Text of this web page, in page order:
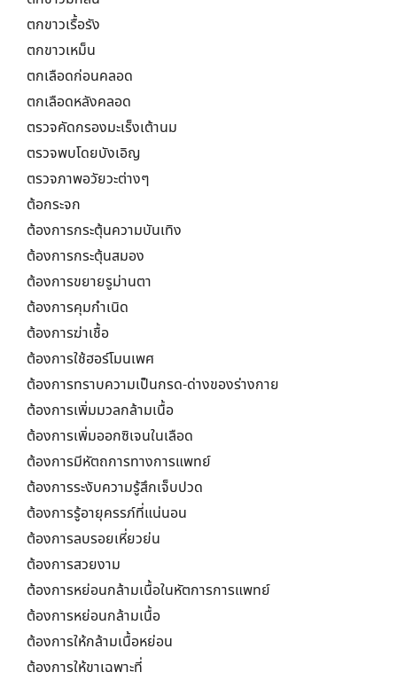
ตกขาวเรื้อรัง
ตกขาวเหม็น
ตกเลือดก่อนคลอด
ตกเลือดหลังคลอด
ตรวจคัดกรองมะเร็งเต้านม
ตรวจพบโดยบังเอิญ
ตรวจภาพอวัยวะต่างๆ
ต้อกระจก
ต้องการกระตุ้นความบันเทิง
ต้องการกระตุ้นสมอง
ต้องการขยายรูม่านตา
ต้องการคุมกำเนิด
ต้องการฆ่าเชื้อ
ต้องการใช้ฮอร์โมนเพศ
ต้องการทราบความเป็นกรด-ด่างของร่างกาย
ต้องการเพิ่มมวลกล้ามเนื้อ
ต้องการเพิ่มออกซิเจนในเลือด
ต้องการมีหัตถการทางการแพทย์
ต้องการระงับความรู้สึกเจ็บปวด
ต้องการรู้อายุครรภ์ที่แน่นอน
ต้องการลบรอยเหี่ยวย่น
ต้องการสวยงาม
ต้องการหย่อนกล้ามเนื้อในหัตการการแพทย์
ต้องการหย่อนกล้ามเนื้อ
ต้องการให้กล้ามเนื้อหย่อน
ต้องการให้ขาเฉพาะที่